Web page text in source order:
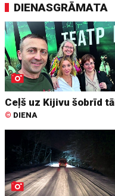
DIENASGRĀMATA
Ceļš uz Kijivu šobrīd
© DIENA